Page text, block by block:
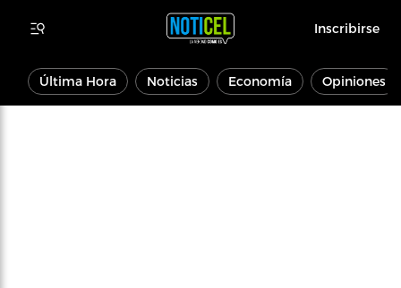
Inscribirse
Última Hora Noticias Economía Opiniones